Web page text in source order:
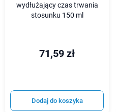
wydłużający czas trwania
stosunku 150 ml
71,59 zł
Dodaj do koszyka